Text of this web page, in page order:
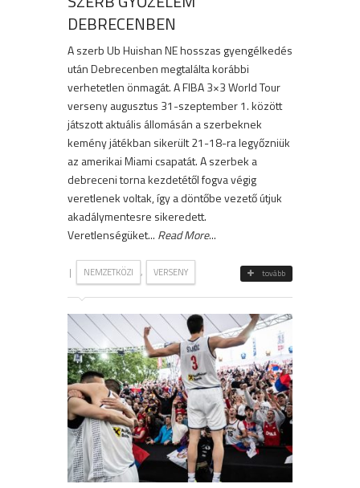
DEBRECENBEN
A szerb Ub Huishan NE hosszas gyengélkedés
után Debrecenben megtalálta korábbi
verhetetlen önmagát. A FIBA 3×3 World Tour
verseny augusztus 31-szeptember 1. között
játszott aktuális állomásán a szerbeknek
kemény játékban sikerült 21-18-ra legyőzniük
az amerikai Miami csapatát. A szerbek a
debreceni torna kezdetétől fogva végig
veretlenek voltak, így a döntőbe vezető útjuk
akadálymentesre sikeredett.
Veretlenségüket... Read More...
| NEMZETKÖZI , VERSENY tovább